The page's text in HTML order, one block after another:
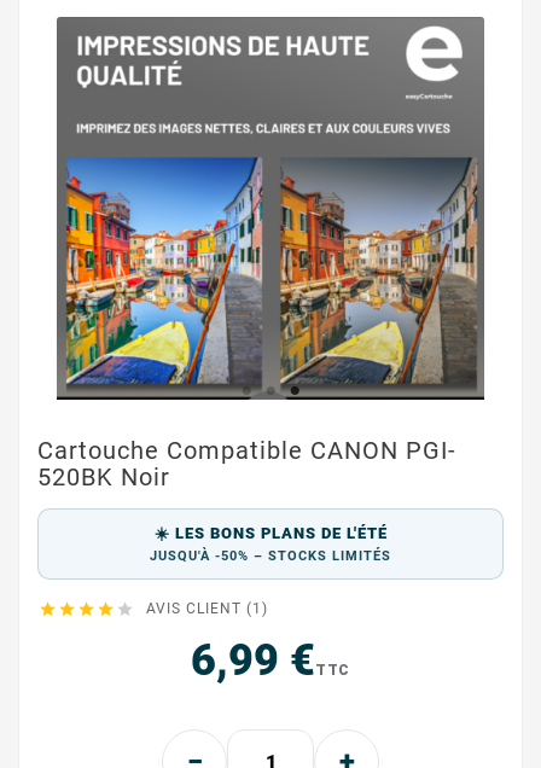
Cartouche Compatible CANON PGI-
520BK Noir
☀️ LES BONS PLANS DE L'ÉTÉ
JUSQU'À -50% – STOCKS LIMITÉS
     AVIS CLIENT (1)
6,99 €TTC